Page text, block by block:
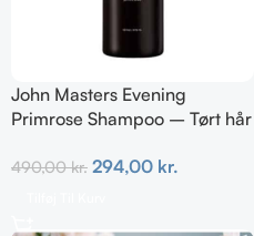
John Masters Evening
Primrose Shampoo – Tørt hår
490,00kr. 294,00 kr.